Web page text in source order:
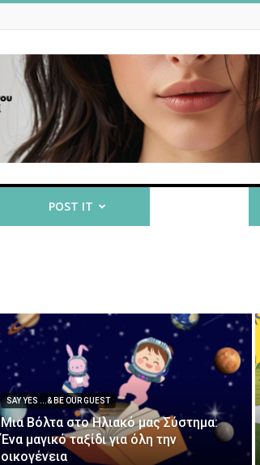
POST IT
SAY YES ...& BE OUR GUEST
Μια Βόλτα στο Ηλιακό μας Σύστημα:
Ένα μαγικό ταξίδι για όλη την
οικογένεια